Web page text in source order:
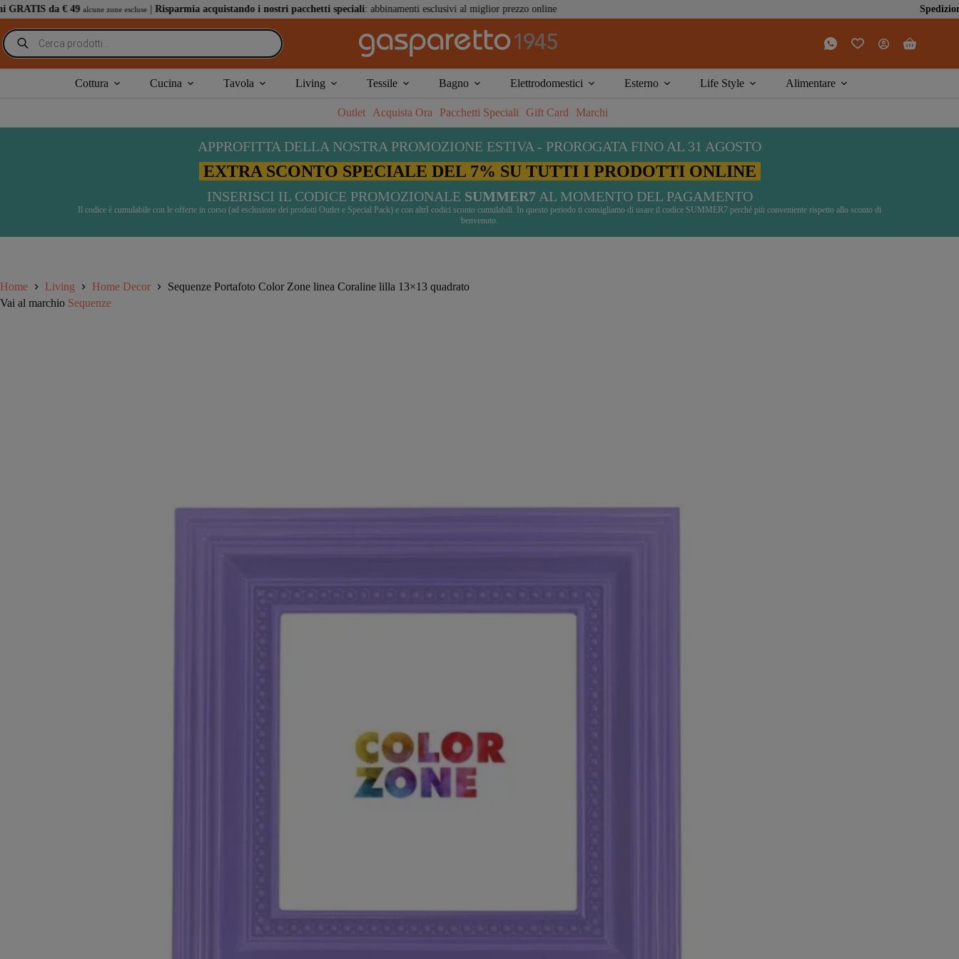
Salta
al
contenuto
49 alcune zone escluse |Risparmia acquistando i nostri pacchetti speciali: abbinamenti esclusivi al miglior prezzo online Spedizioni GRATIS da
Ricerca
prodotti
Carrello
Cottura Cucina Tavola Living Tessile Bagno Elettrodomestici Esterno Life Style Alimentare
Outlet Acquista Ora Pacchetti Speciali Gift Card Marchi
APPROFITTA DELLA NOSTRA PROMOZIONE ESTIVA - PROROGATA FINO AL 31 AGOSTO
EXTRA SCONTO SPECIALE DEL 7% SU TUTTI I PRODOTTI ONLINE
INSERISCI IL CODICE PROMOZIONALE SUMMER7AL MOMENTO DEL PAGAMENTO
Il codice è cumulabile con le offerte in corso (ad esclusione dei prodotti Outlet e Special Pack) e con altrI codici sconto cumulabili. In questo periodo ti consigliamo di usare il codice SUMMER7 perché più conveniente rispetto allo sconto di
benvenuto.
Home Living Home Decor
Sequenze Portafoto Color Zone linea Coraline lilla 13×13 quadrato
Vai al marchio Sequenze